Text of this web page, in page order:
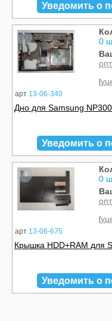
Уведомить о
Б/У
арт 13-06-340
0
опт
[
Дно для Samsung
Уведомить о
Б/У
арт 13-06-675
0
опт
[
Крышка HDD+RAM для
Уведомить о